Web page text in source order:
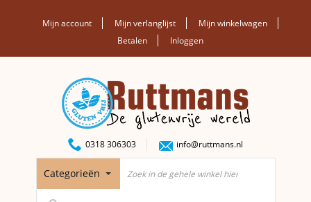
Mijn account Mijn verlanglijst
Mijn winkelwagen
Betalen
Inloggen
0318 306303 info@ruttmans.nl
Categorieën